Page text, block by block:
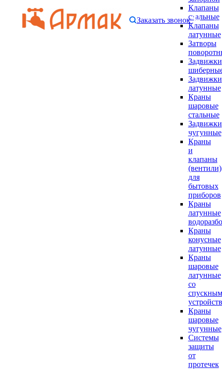
Клапаны
стальные
Клапаны
латунные
Затворы
Задвижки
Задвижки
латунные
Краны
шаровые
стальные
Задвижки
чугунные
Краны
и
клапаны
(вентили)
для
бытовых
приборов
Краны
латунные
Краны
конусные
латунные
Краны
шаровые
латунные
со
спускным
Краны
шаровые
чугунные
Системы
защиты
от
протечек
Заказать звонок